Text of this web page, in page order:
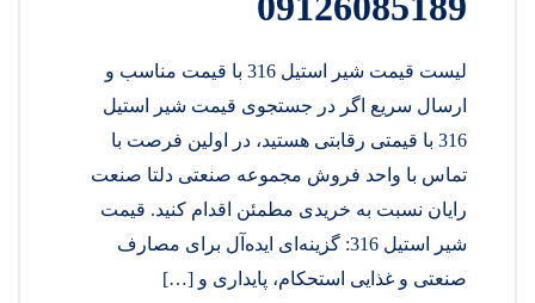
لیست قیمت شیر استیل 316 با قیمت مناسب و
ارسال سریع اگر در جستجوی قیمت شیر استیل
316 با قیمتی رقابتی هستید، در اولین فرصت با
تماس با واحد فروش مجموعه صنعتی دلتا صنعت
رایان نسبت به خریدی مطمئن اقدام کنید. قیمت
شیر استیل 316: گزینه‌ای ایده‌آل برای مصارف
صنعتی و غذایی استحکام، پایداری و […]